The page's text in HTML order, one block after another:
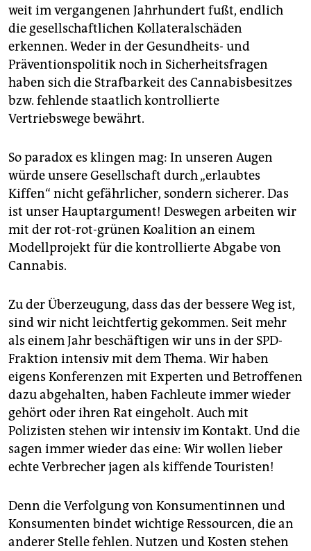
weit im vergangenen Jahrhundert fußt, endlich
die gesellschaftlichen Kollateralschäden
erkennen. Weder in der Gesundheits- und
Präventionspolitik noch in Sicherheitsfragen
haben sich die Strafbarkeit des Cannabisbesitzes
bzw. fehlende staatlich kontrollierte
Vertriebswege bewährt.
So paradox es klingen mag: In unseren Augen
würde unsere Gesellschaft durch „erlaubtes
Kiffen“ nicht gefährlicher, sondern sicherer. Das
ist unser Hauptargument! Deswegen arbeiten wir
mit der rot-rot-grünen Koalition an einem
Modellprojekt für die kontrollierte Abgabe von
Cannabis.
Zu der Überzeugung, dass das der bessere Weg ist,
sind wir nicht leichtfertig gekommen. Seit mehr
als einem Jahr beschäftigen wir uns in der SPD-
Fraktion intensiv mit dem Thema. Wir haben
eigens Konferenzen mit Experten und Betroffenen
dazu abgehalten, haben Fachleute immer wieder
gehört oder ihren Rat eingeholt. Auch mit
Polizisten stehen wir intensiv im Kontakt. Und die
sagen immer wieder das eine: Wir wollen lieber
echte Verbrecher jagen als kiffende Touristen!
Denn die Verfolgung von Konsumentinnen und
Konsumenten bindet wichtige Ressourcen, die an
anderer Stelle fehlen. Nutzen und Kosten stehen